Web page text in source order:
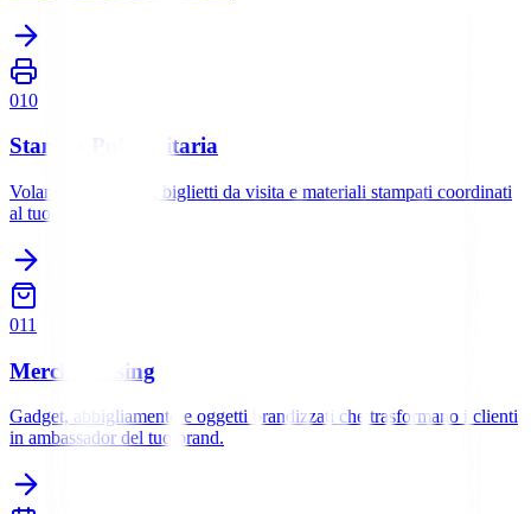
010
Stampa Pubblicitaria
Volantini, brochure, biglietti da visita e materiali stampati coordinati
al tuo brand.
011
Merchandising
Gadget, abbigliamento e oggetti brandizzati che trasformano i clienti
in ambassador del tuo brand.